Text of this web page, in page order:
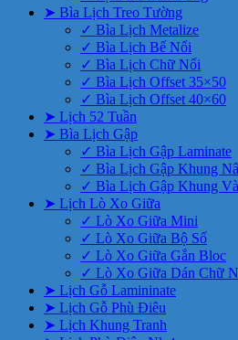
➤ Bìa Lịch Treo Tường
✓ Bìa Lịch Metalize
✓ Bìa Lịch Bế Nổi
✓ Bìa Lịch Chữ Nổi
✓ Bìa Lịch Offset 35×50
✓ Bìa Lịch Offset 40×60
➤ Lịch 52 Tuần
➤ Bìa Lịch Gập
✓ Bìa Lịch Gập Laminate
✓ Bìa Lịch Gập Khung
✓ Bìa Lịch Gập Khung
➤ Lịch Lò Xo Giữa
✓ Lò Xo Giữa Mini
✓ Lò Xo Giữa Bộ Số
✓ Lò Xo Giữa Gắn Bloc
✓ Lò Xo Giữa Dán Chữ
➤ Lịch Gỗ Lamininate
➤ Lịch Gỗ Phù Điêu
➤ Lịch Khung Tranh